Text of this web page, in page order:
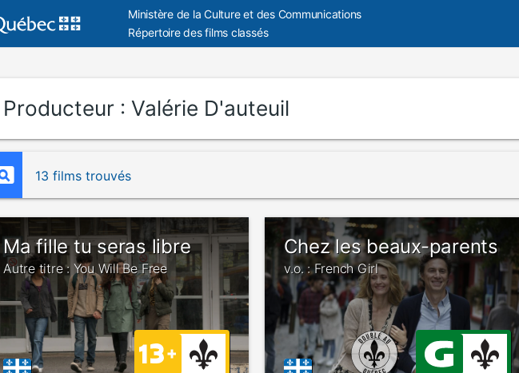
Ministère de la Culture et des Communications
Répertoire des films classés
Producteur : Valérie D'auteuil
13 films trouvés
Ma fille tu seras libre
Autre titre : You Will Be Free
Chez les beaux-parents
v.o. : French Girl